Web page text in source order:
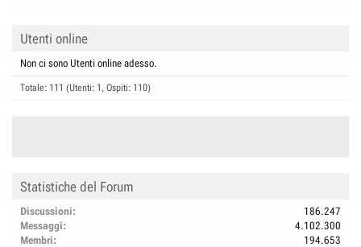
Utenti online
Non ci sono Utenti online adesso.
Totale: 111 (Utenti: 1, Ospiti: 110)
Statistiche del Forum
Discussioni
186.247
Messaggi
4.102.300
Membri
194.653